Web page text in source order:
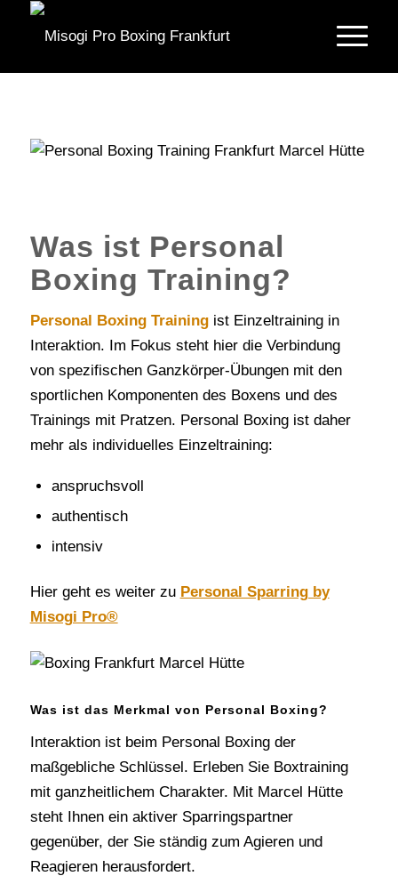
Was ist Personal
Boxing Training?
Personal Boxing Trainingist Einzeltraining in
Interaktion. Im Fokus steht hier die Verbindung
von spezifischen Ganzkörper-Übungen mit den
sportlichen Komponenten des Boxens und des
Trainings mit Pratzen. Personal Boxing ist daher
mehr als individuelles Einzeltraining:
anspruchsvoll
authentisch
intensiv
Hier geht es weiter zu Personal Sparring by
Misogi Pro®
Was ist das Merkmal von Personal Boxing?
Interaktion ist beim Personal Boxing der
maßgebliche Schlüssel. Erleben Sie Boxtraining
mit ganzheitlichem Charakter. Mit Marcel Hütte
steht Ihnen ein aktiver Sparringspartner
gegenüber, der Sie ständig zum Agieren und
Reagieren herausfordert.